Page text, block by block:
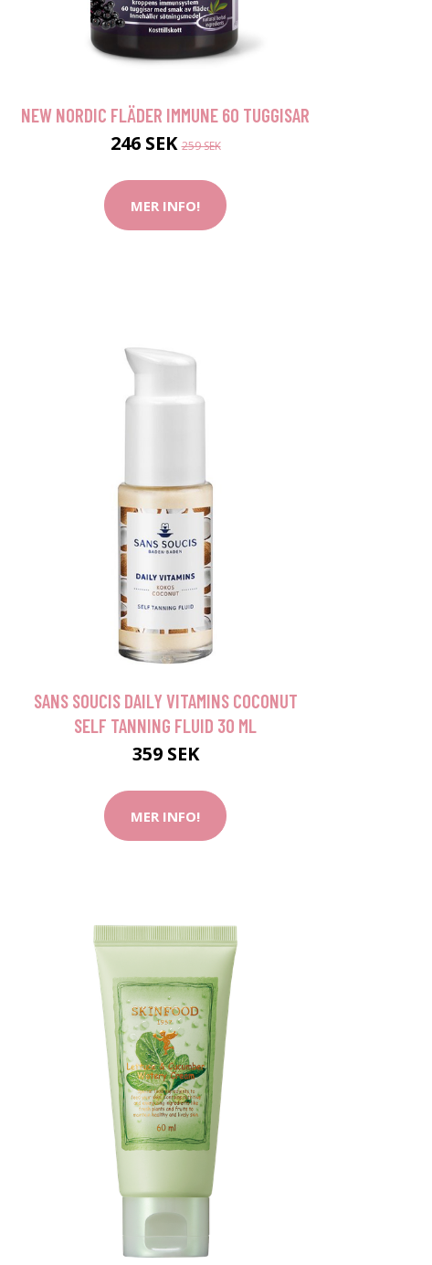
NEW NORDIC FLÄDER IMMUNE 60 TUGGISAR
246 SEK259 SEK
MER INFO!
SANS SOUCIS DAILY VITAMINS COCONUT
SELF TANNING FLUID 30 ML
359 SEK
MER INFO!